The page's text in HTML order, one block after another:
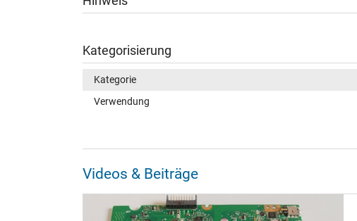
Kategorisierung
Kategorie
Verwendung
Videos & Beiträge